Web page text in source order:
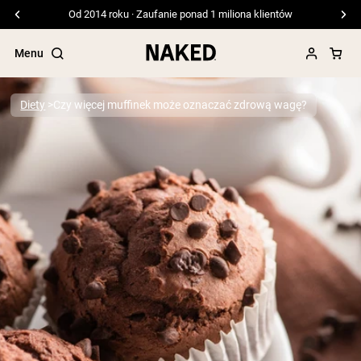
Od 2014 roku · Zaufanie ponad 1 miliona klientów
Menu
Popularne wyszukiwania
”Protein Powder“
”Overnight Oats“
”Vegan protein“
”Collagen“
”Micellar Casein“
ODŻYWKI BIAŁKOWEBestsellery
Białko grochu
Odżywka Białkowa z Serwatki z mleka
krów karmionych trawą
Diety Czy więcej muffinek może oznaczać zdrową wagę?